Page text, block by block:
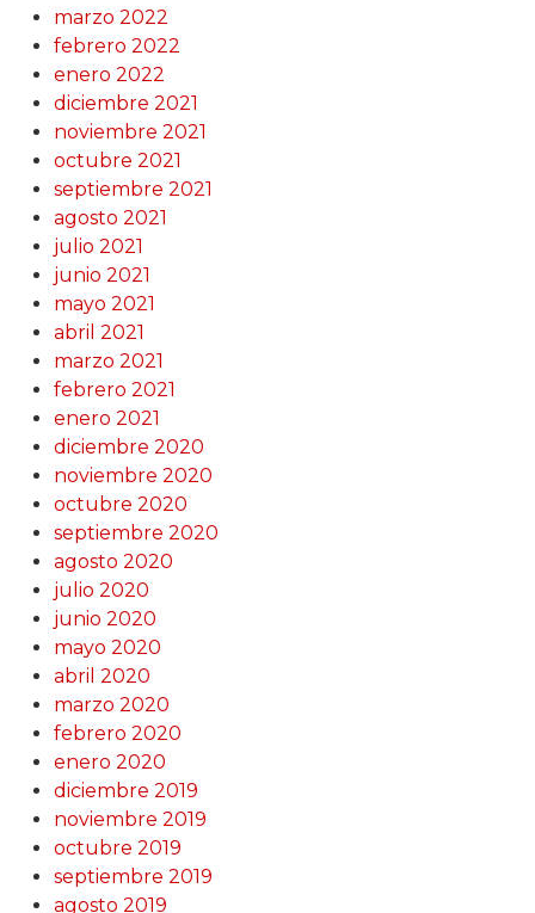
marzo 2022
febrero 2022
enero 2022
diciembre 2021
noviembre 2021
octubre 2021
septiembre 2021
agosto 2021
julio 2021
junio 2021
mayo 2021
abril 2021
marzo 2021
febrero 2021
enero 2021
diciembre 2020
noviembre 2020
octubre 2020
septiembre 2020
agosto 2020
julio 2020
junio 2020
mayo 2020
abril 2020
marzo 2020
febrero 2020
enero 2020
diciembre 2019
noviembre 2019
octubre 2019
septiembre 2019
agosto 2019